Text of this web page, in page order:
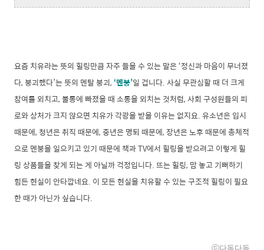
요즘 치유라는 뜻의 힐링만큼 자주 들을 수 있는 말은 ‘정신과 마음이 무너졌
다, 붕괴했다’는 뜻의 멘탈 붕괴,‘멘붕’일 겁니다. 사실 무관심할 때 더 크게
참여를 외치고, 불통에 빠졌을 때 소통을 외치는 것처럼, 사회 구성원들의 피
로와 상처가 크지 않으면 치유가 각광을 받을 이유는 없지요. 유소년은 입시
때문에, 청년은 취직 때문에, 중년은 명퇴 때문에, 장년은 노후 때문에 총체적
으로 멘붕을 일으키고 있기 때문에 책과 TV에서 힐링을 받으려고 이렇게 힐
링 상품들을 찾게 되는 게 아닐까 걱정입니다. 뜨는 힐링, 맘 놓고 기뻐하기
힘든 현실이 안타깝네요. 이 모든 현실을 치유할 수 있는 구조적 힐링이 필요
한 때가 아닌가 싶습니다.
ⓒ다독다독